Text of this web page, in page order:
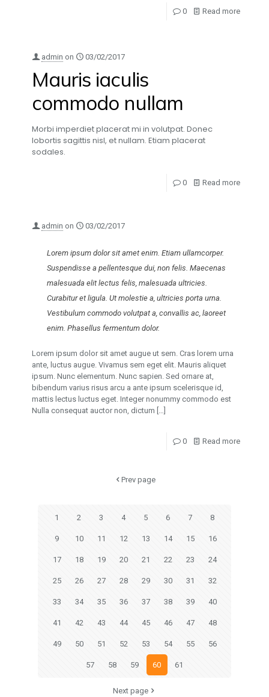
0 Read more
admin on 03/02/2017
Mauris iaculis
commodo nullam
Morbi imperdiet placerat mi in volutpat. Donec
lobortis sagittis nisl, et nullam. Etiam placerat
sodales.
0 Read more
admin on 03/02/2017
Lorem ipsum dolor sit amet enim. Etiam ullamcorper.
Suspendisse a pellentesque dui, non felis. Maecenas
malesuada elit lectus felis, malesuada ultricies.
Curabitur et ligula. Ut molestie a, ultricies porta urna.
Vestibulum commodo volutpat a, convallis ac, laoreet
enim. Phasellus fermentum dolor.
Lorem ipsum dolor sit amet augue ut sem. Cras lorem urna
ante, luctus augue. Vivamus sem eget elit. Mauris aliquet
ipsum. Nunc elementum. Nunc sapien. Sed ornare at,
bibendum varius risus arcu a ante ipsum scelerisque id,
mattis lectus luctus eget. Integer nonummy commodo est
Nulla consequat auctor non, dictum […]
0 Read more
Prev page
1 2 3 4 5 6 7 8
9 10 11 12 13 14 15 16
17 18 19 20 21 22 23 24
25 26 27 28 29 30 31 32
33 34 35 36 37 38 39 40
41 42 43 44 45 46 47 48
49 50 51 52 53 54 55 56
57 58 59 60 61
Next page